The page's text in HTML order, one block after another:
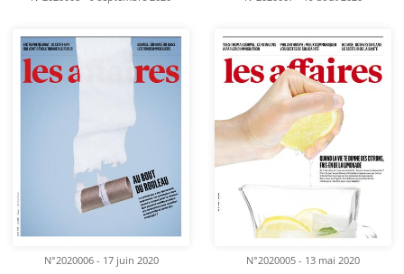
N°2020006 - 17 juin 2020 N°2020005 - 13 mai 2020